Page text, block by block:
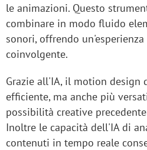
le animazioni. Questo
combinare in modo fluido
sonori, offrendo
coinvolgente.
Grazie all'IA, il motion design
efficiente, ma anche più
possibilità creative
Inoltre le capacità dell'IA di
contenuti in tempo reale